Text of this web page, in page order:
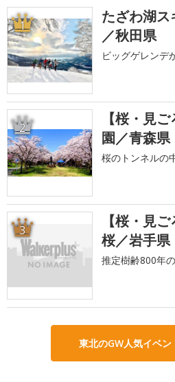
1
たざわ湖
／秋田県
ビッグゲレンデ
2
【桜・見
園／青森県
桜のトンネルの
3
【桜・見
桜／岩手県
推定樹齢800年
東北のGW人気イベン